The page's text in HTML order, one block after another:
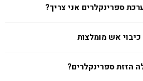
ספרינקלרים אני צריך?
אש מומלצות
הזזת ספרינקלרים?